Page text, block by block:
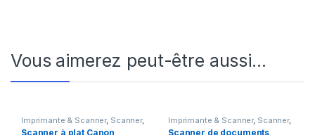
Vous aimerez peut-être aussi…
Imprimante & Scanner, Scanner,
Scanner à plat sans chargeur
Scanner à plat Canon
Imprimante & Scanner, Scanner,
Scanner à défilement
Scanner de documents